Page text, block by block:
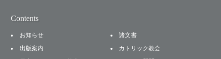
Contents
お知らせ
諸文書
出版案内
カトリック教会